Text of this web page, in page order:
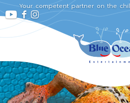
Your competent partner on the